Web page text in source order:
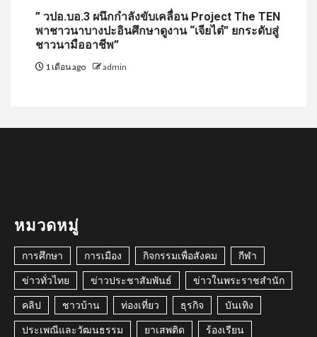
” วปอ.บอ.3 ผนึกกำลังขับเคลื่อน Project The TEN
พาชาวนาบางปะอินศึกษาดูงาน “เจียไต๋” ยกระดับสู่
ชาวนามืออาชีพ”
1 เดือน ago admin
หมวดหมู่
การศึกษา การเมือง กิจกรรมเพื่อสังคม กีฬา
ข่าวทั่วไทย ข่าวประชาสัมพันธ์ ข่าวในพระราชสำนัก
คลิป ชาวบ้าน ท่องเที่ยว ธุรกิจ บันเทิง
ประเพณีและวัฒนธรรม ยาเสพติด ร้องเรียน